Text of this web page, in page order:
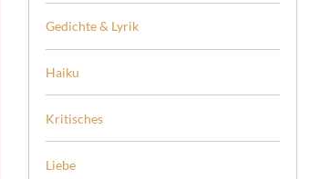
Gedichte & Lyrik
Haiku
Kritisches
Liebe